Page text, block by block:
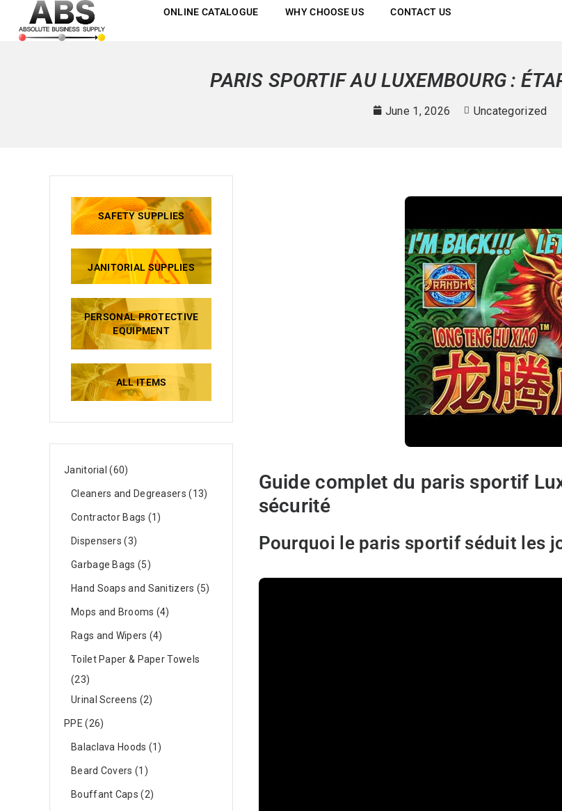
ONLINE CATALOGUE WHY CHOOSE US CONTACT US
PARIS SPORTIF AU LUXEMBOURG :
June 1, 2026 Uncategorized
Guide complet du paris sportif
sécurité
Pourquoi le paris sportif séduit les
SAFETY SUPPLIES
JANITORIAL SUPPLIES
PERSONAL PROTECTIVE
EQUIPMENT
ALL ITEMS
Janitorial 60
Cleaners and Degreasers 13
Contractor Bags 1
Dispensers 3
Garbage Bags 5
Hand Soaps and Sanitizers 5
Mops and Brooms 4
Rags and Wipers 4
Toilet Paper & Paper Towels
23
Urinal Screens
2
PPE 26
Balaclava Hoods 1
Beard Covers 1
Bouffant Caps 2